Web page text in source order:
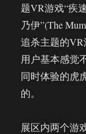
题VR游戏“疾
乃伊”(The
追杀主题的
用户基本感觉
同时体验的虎
的。
展区内两个游